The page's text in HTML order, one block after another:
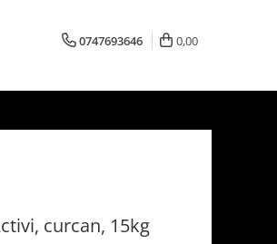
0747693646 0,00
curcan, 15kg